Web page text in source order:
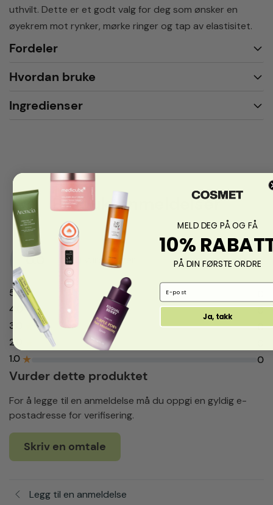
uthvilt. Dette er et godt valg for deg som ønsker en
øyekrem mot rynker, mørke ringer og tap av elastisitet.
Fordeler
Hvordan bruke
Ingredienser
Produktanmeldelser
0.0 fra 0 vurderinger
5.0★
4.0
★
0
3.0
★
0
2.0
1.0 ★ 0
Vurder dette produktet
For å legge til en anmeldelse må du oppgi en gyldig e-
postadresse for verifisering.
Skriv en omtale
Legg til en anmeldelse
MELD DEG PÅ OG FÅ
10%
PÅ DIN FØRSTE ORDRE
Email Address
Ja, takk